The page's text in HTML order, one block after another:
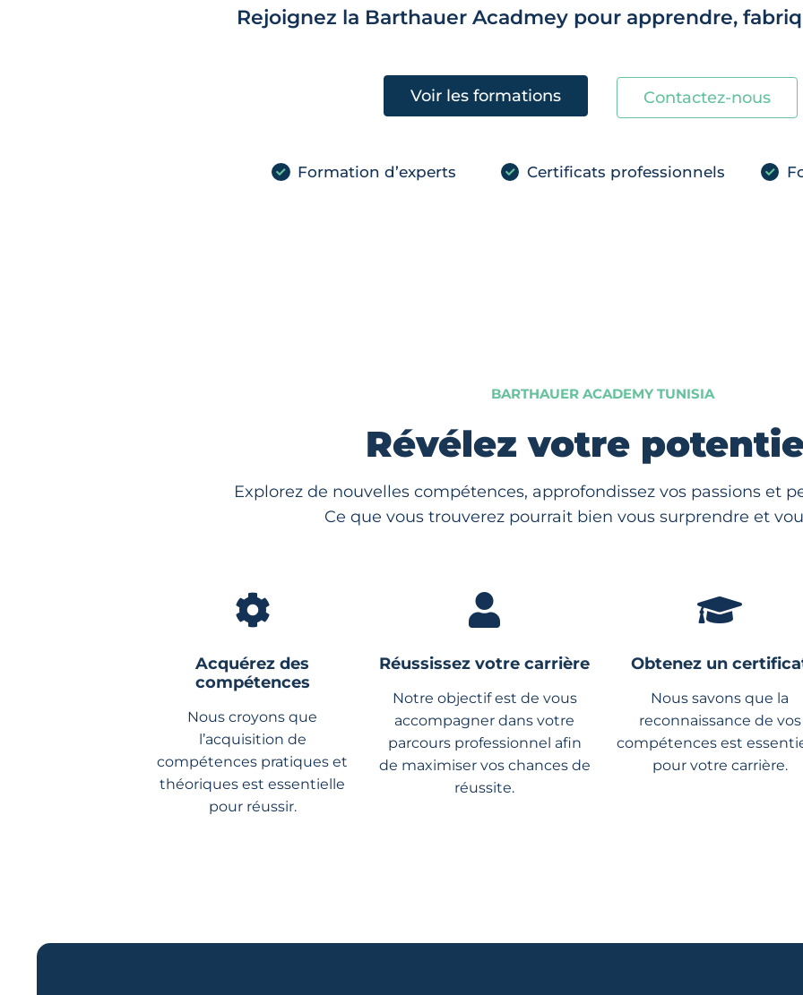
Rejoignez la Barthauer Acadmey pour apprendre,
Voir les formations Contactez-nous
Formation d’experts Certificats professionnels
BARTHAUER ACADEMY TUNISIA
Révélez votre
Explorez de nouvelles compétences, approfondissez vos passions et
Ce que vous trouverez pourrait bien vous surprendre et
Acquérez des
compétences
Nous croyons que
l’acquisition de
compétences pratiques et
théoriques est essentielle
pour réussir.
Réussissez votre carrière
Notre objectif est de vous
accompagner dans votre
parcours professionnel afin
de maximiser vos chances de
réussite.
Obtenez un
Nous savons que la
reconnaissance de vos
compétences est
pour votre carrière.